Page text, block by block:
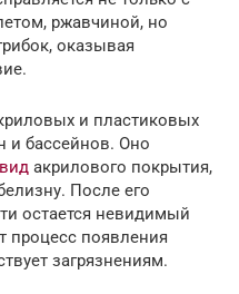
ржавчиной, но
оказывая
и пластиковых
и бассейнов. Оно
акрилового покрытия,
После его
остается невидимый
процесс появления
загрязнениям.